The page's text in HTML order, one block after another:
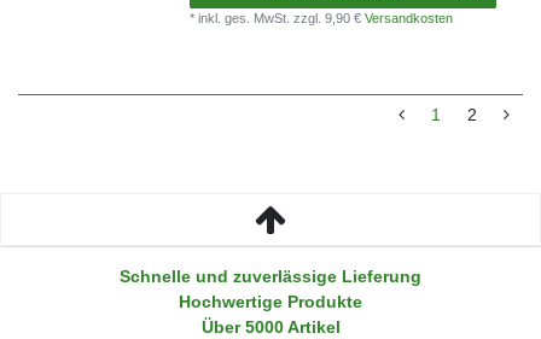
* inkl. ges. MwSt.zzgl. 9,90 €Versandkosten
1 2
Schnelle und zuverlässige Lieferung
Hochwertige Produkte
Über 5000 Artikel